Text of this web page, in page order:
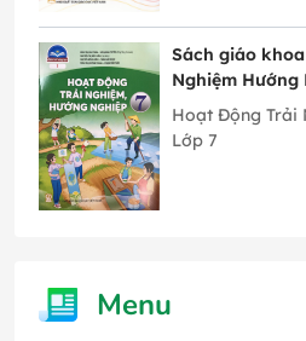
Sách giáo
Nghiệm Hướng
Chân Trời Sáng
Hoạt Động Trải
Lớp 7
Menu